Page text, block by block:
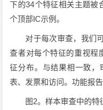
下的34个特征相关主题被
个顶部IC示例。
对于每次审查，我们
查者对每个特征的重视程
征分布。与结果相一致，
表、发票和访问。功能报
图2。样本审查中的特